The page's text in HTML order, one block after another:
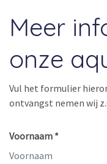
Meer
onze
Vul het formulier
ontvangst nemen wij
Voornaam *